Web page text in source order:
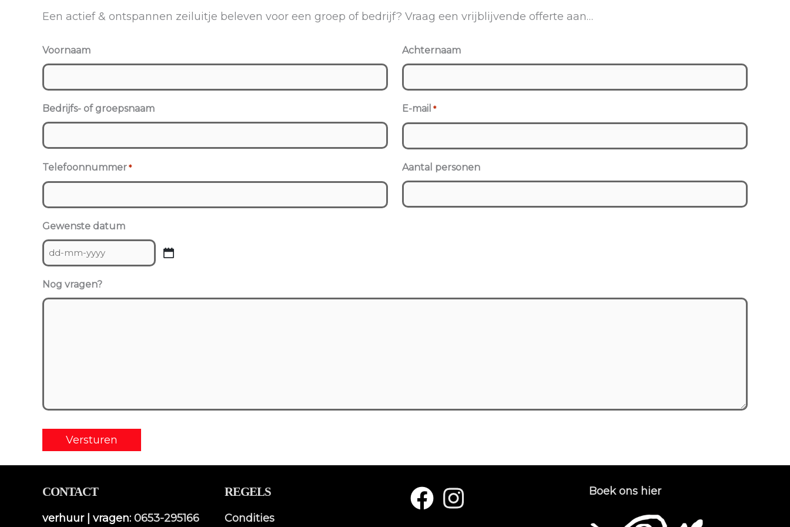
Een actief & ontspannen zeiluitje beleven voor een groep of bedrijf? Vraag een vrijblijvende offerte aan…
Voornaam Achternaam
Bedrijfs- of groepsnaam E-mail *
Telefoonnummer * Aantal personen
Gewenste datum
DD
dash
MM
Nog vragen?
CONTACT
verhuur | vragen: 0653-295166
REGELS
Condities
Boek ons hier